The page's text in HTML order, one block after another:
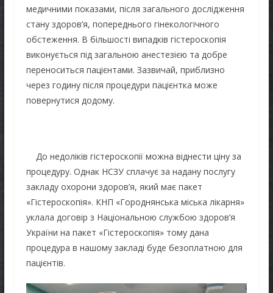
медичними показами, після загального дослідження
стану здоров’я, попереднього гінекологічного
обстеження. В більшості випадків гістероскопія
виконується під загальною анестезією та добре
переноситься пацієнтами. Зазвичай, приблизно
через годину після процедури пацієнтка може
повернутися додому.
До недоліків гістероскопії можна віднести ціну за
процедуру. Однак НСЗУ сплачує за надану послугу
закладу охорони здоров’я, який має пакет
«Гістероскопія». КНП «Городнянська міська лікарня»
уклала договір з Національною службою здоров’я
України на пакет «Гістероскопія» тому дана
процедура в нашому закладі буде безоплатною для
пацієнтів.